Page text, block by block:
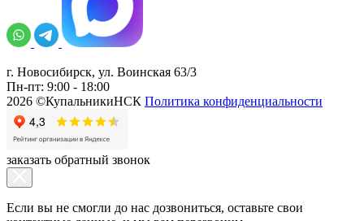
г. Новосибирск, ул. Воинская 63/3
Пн-пт: 9:00 - 18:00
2026 ©КупальникиНСК Политика конфиденциальности
заказать обратный звонок
Если вы не смогли до нас дозвониться, оставьте свои